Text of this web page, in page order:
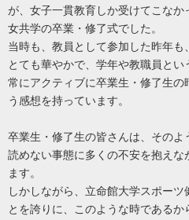
が、女子一貫教育しか受けてこな
女共学の卒業・修了式でした。
当時も、教員として参加した昨年も
とても華やかで、学年や教職員と
常にアクティブに卒業生・修了生
う感想を持っています。
卒業生・修了生の皆さんは、その
読めない事態に多くの不安を抱え
ます。
しかしながら、立命館大学スポー
とを誇りに、このような時である